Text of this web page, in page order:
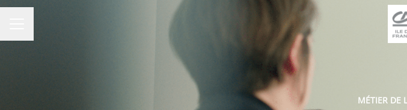
MÉTIER DE